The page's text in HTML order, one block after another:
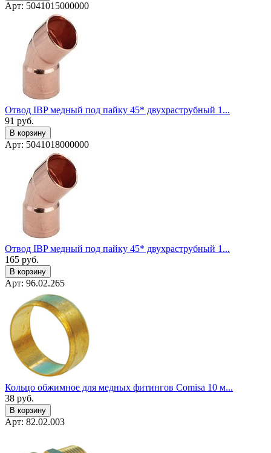
Арт: 5041015000000
Отвод IBP медный под пайку 45* двухраструбный 1...
91 руб.
В корзину
Арт: 5041018000000
Отвод IBP медный под пайку 45* двухраструбный 1...
165 руб.
В корзину
Арт: 96.02.265
Кольцо обжимное для медных фитингов Comisa 10 м...
38 руб.
В корзину
Арт: 82.02.003